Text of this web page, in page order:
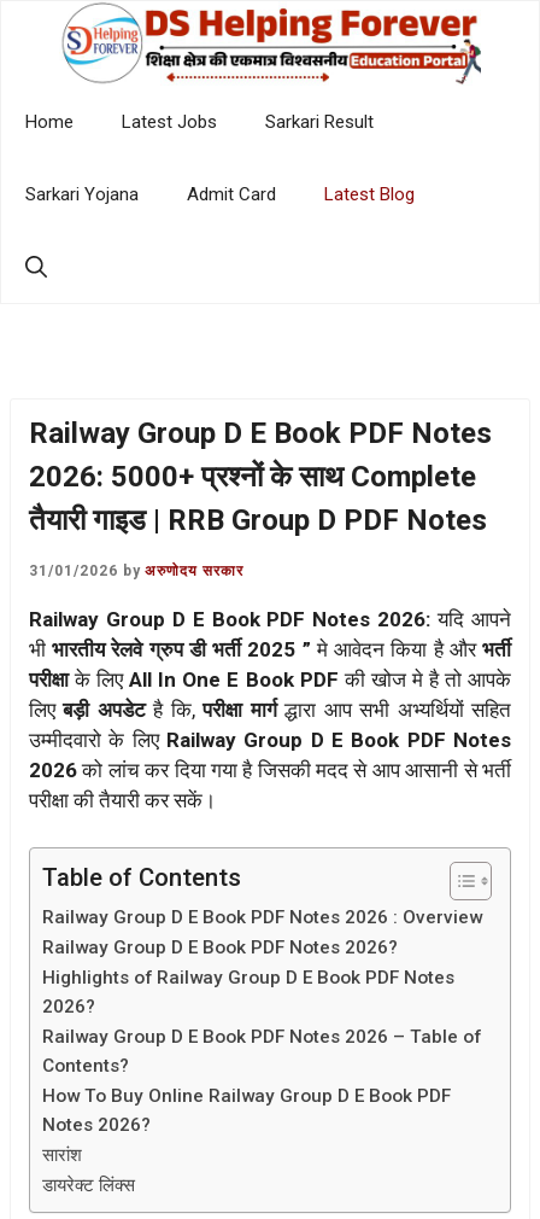
Home Latest Jobs Sarkari Result
Sarkari Yojana Admit Card Latest Blog
Railway Group D E Book PDF Notes
2026: 5000+ प्रश्नों के साथ Complete
तैयारी गाइड | RRB Group D PDF Notes
31/01/2026 byअरुणोदय सरकार
Railway Group D E Book PDF Notes 2026: यदि आपने
भीभारतीय रेलवे ग्रुप डी भर्ती 2025 ”मे आवेदन किया है औरभर्ती
परीक्षाके लिएAll In One E Book PDF की खोज मे है तो आपके
लिएबड़ी अपडेटहै कि,परीक्षा मार्गद्धारा आप सभी अभ्यर्थियों सहित
उम्मीदवारो के लिए Railway Group D E Book PDF Notes
2026को लांच कर दिया गया है जिसकी मदद से आप आसानी से भर्ती
परीक्षा की तैयारी कर सकें।
Table of Contents
Railway Group D E Book PDF Notes 2026 : Overview
Railway Group D E Book PDF Notes 2026?
Highlights of Railway Group D E Book PDF Notes
2026?
Railway Group D E Book PDF Notes 2026 – Table of
Contents?
How To Buy Online Railway Group D E Book PDF
Notes 2026?
सारांश
डायरेक्ट लिंक्स